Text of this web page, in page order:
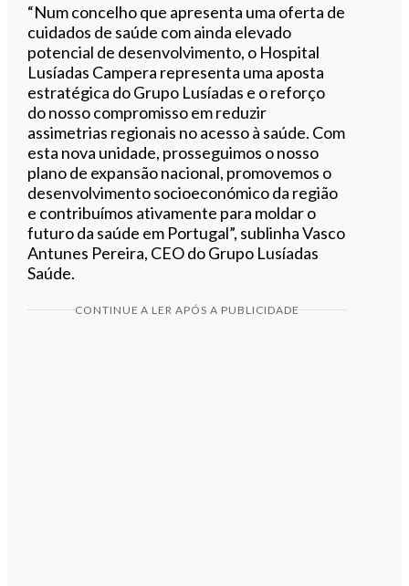
“Num concelho que apresenta uma oferta de
cuidados de saúde com ainda elevado
potencial de desenvolvimento, o Hospital
Lusíadas Campera representa uma aposta
estratégica do Grupo Lusíadas e o reforço
do nosso compromisso em reduzir
assimetrias regionais no acesso à saúde. Com
esta nova unidade, prosseguimos o nosso
plano de expansão nacional, promovemos o
desenvolvimento socioeconómico da região
e contribuímos ativamente para moldar o
futuro da saúde em Portugal”, sublinha Vasco
Antunes Pereira, CEO do Grupo Lusíadas
Saúde.
CONTINUE A LER APÓS A PUBLICIDADE